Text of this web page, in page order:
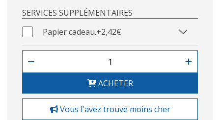
SERVICES SUPPLÉMENTAIRES
Papier cadeau.+2,42€
ACHETER
Vous l'avez trouvé moins cher